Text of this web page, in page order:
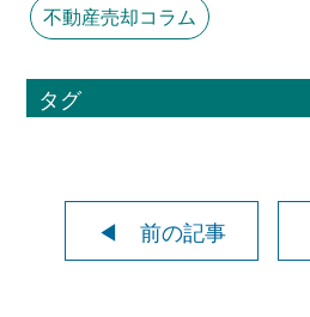
不動産売却コラム
タグ
◀ 前の記事